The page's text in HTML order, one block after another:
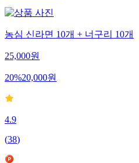
농심 신라면 10개 + 너구리 10개
25,000원
20%20,000원
4.9
(38)